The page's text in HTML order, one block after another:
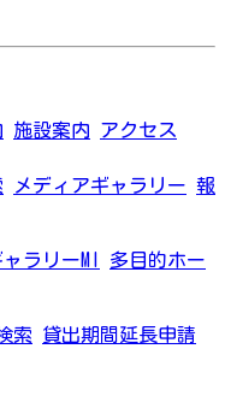
施設案内 アクセス
メディアギャラリー 報
ラリーMI
多目的ホー
索
貸出期間延長申請